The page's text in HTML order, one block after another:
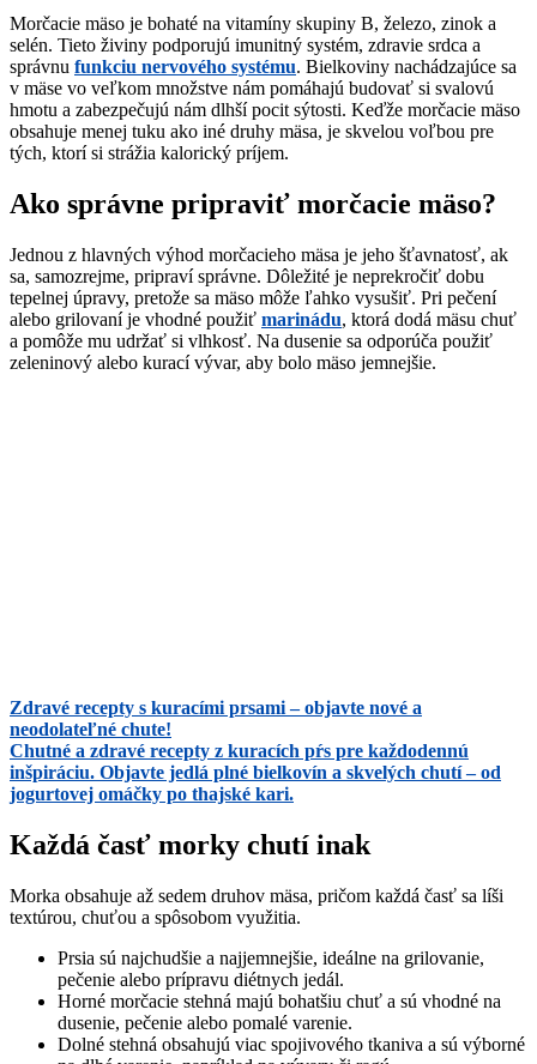
Morčacie mäso je bohaté na vitamíny skupiny B, železo, zinok a
selén. Tieto živiny podporujú imunitný systém, zdravie srdca a
správnu funkciu nervového systému. Bielkoviny nachádzajúce sa
v mäse vo veľkom množstve nám pomáhajú budovať si svalovú
hmotu a zabezpečujú nám dlhší pocit sýtosti. Keďže morčacie mäso
obsahuje menej tuku ako iné druhy mäsa, je skvelou voľbou pre
tých, ktorí si strážia kalorický príjem.
Ako správne pripraviť morčacie mäso?
Jednou z hlavných výhod morčacieho mäsa je jeho šťavnatosť, ak
sa, samozrejme, pripraví správne. Dôležité je neprekročiť dobu
tepelnej úpravy, pretože sa mäso môže ľahko vysušiť. Pri pečení
alebo grilovaní je vhodné použiť marinádu, ktorá dodá mäsu chuť
a pomôže mu udržať si vlhkosť. Na dusenie sa odporúča použiť
zeleninový alebo kurací vývar, aby bolo mäso jemnejšie.
Zdravé recepty s kuracími prsami – objavte nové a
neodolateľné chute!
Chutné a zdravé recepty z kuracích pŕs pre každodennú
inšpiráciu. Objavte jedlá plné bielkovín a skvelých chutí – od
jogurtovej omáčky po thajské kari.
Každá časť morky chutí inak
Morka obsahuje až sedem druhov mäsa, pričom každá časť sa líši
textúrou, chuťou a spôsobom využitia.
Prsia sú najchudšie a najjemnejšie, ideálne na grilovanie,
pečenie alebo prípravu diétnych jedál.
Horné morčacie stehná majú bohatšiu chuť a sú vhodné na
dusenie, pečenie alebo pomalé varenie.
Dolné stehná obsahujú viac spojivového tkaniva a sú výborné